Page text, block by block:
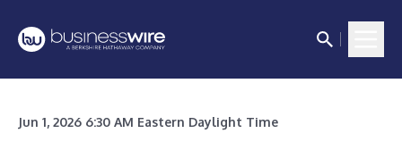
Jun 1, 2026 6:30 AM Eastern Daylight Time